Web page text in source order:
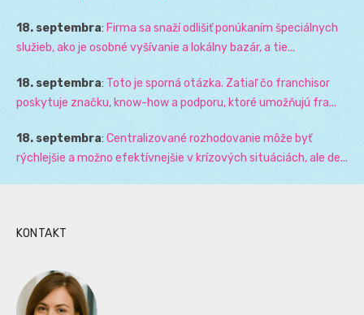
18. septembra: Firma sa snaží odlišiť ponúkaním špeciálnych
služieb, ako je osobné vyšívanie a lokálny bazár, a tie...
18. septembra: Toto je sporná otázka. Zatiaľ čo franchisor
poskytuje značku, know-how a podporu, ktoré umožňujú fra...
18. septembra: Centralizované rozhodovanie môže byť
rýchlejšie a možno efektívnejšie v krízových situáciách, ale de...
KONTAKT